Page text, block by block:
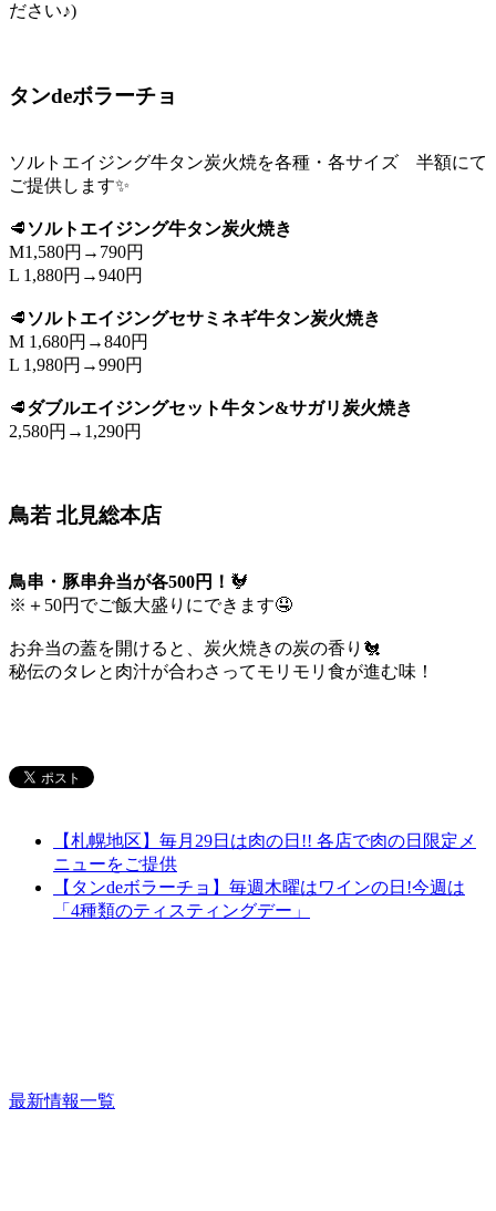
ださい♪)
タンdeボラーチョ
ソルトエイジング牛タン炭火焼を各種・各サイズ 半額にて
ご提供します✨
🥩 ソルトエイジング牛タン炭火焼き
M1,580円→790円
L 1,880円→940円
🥩 ソルトエイジングセサミネギ牛タン炭火焼き
M 1,680円→840円
L 1,980円→990円
🥩ダブルエイジングセット牛タン&サガリ炭火焼き
2,580円→1,290円
鳥若 北見総本店
鳥串・豚串弁当が各500円！ 🐓
※＋50円でご飯大盛りにできます🤤
お弁当の蓋を開けると、炭火焼きの炭の香り🐔
秘伝のタレと肉汁が合わさってモリモリ食が進む味！
【札幌地区】毎月29日は肉の日!! 各店で肉の日限定メ
ニューをご提供
【タンdeボラーチョ】毎週木曜はワインの日!今週は
「4種類のティスティングデー」
最新情報一覧